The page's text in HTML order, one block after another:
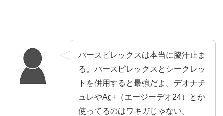
パースピレックスは本当に脇汗止ま
る。パースピレックスとシークレッ
トを併用すると最強だよ。デオナチ
ュレやAg+（エージーデオ24）とか
使ってるのはワキガじゃない。